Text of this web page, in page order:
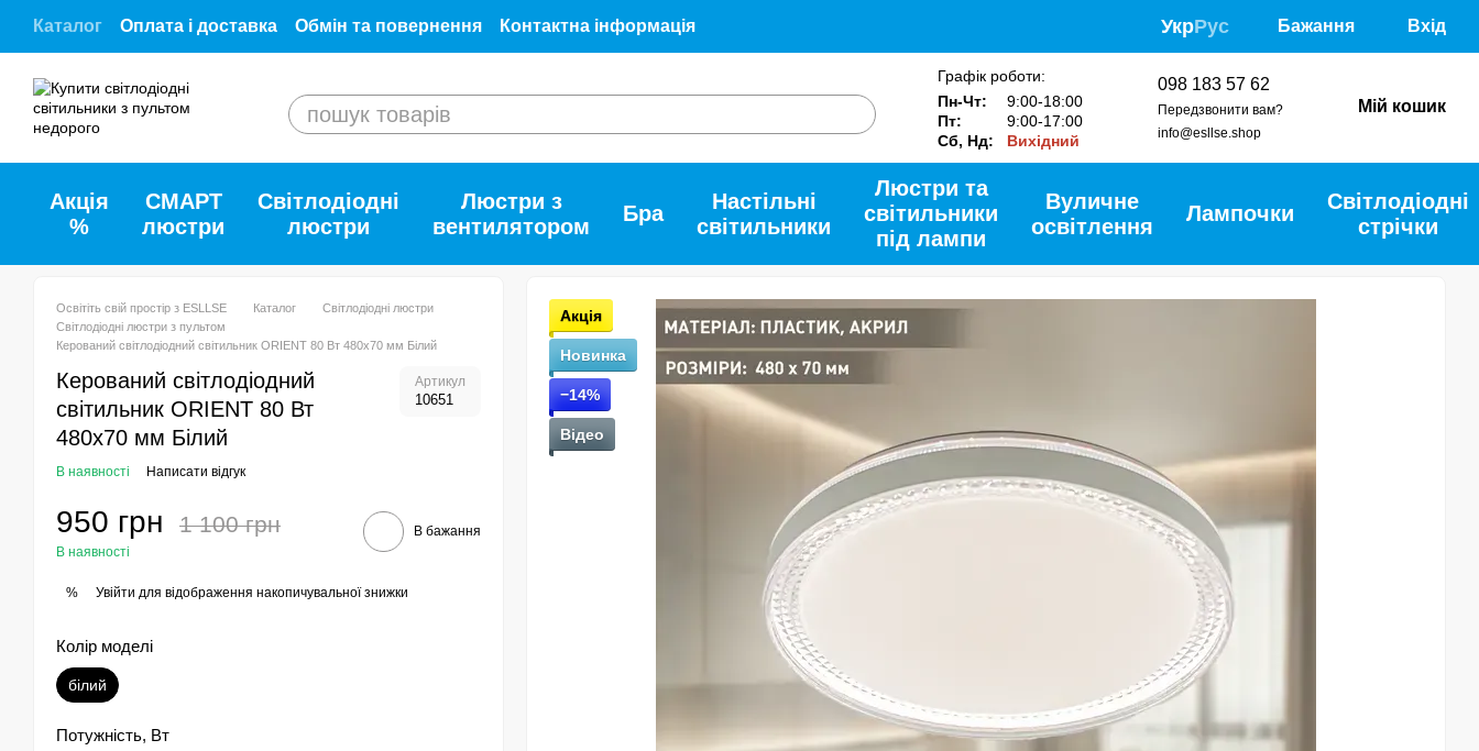
Перейти до основного контенту
Каталог Оплата і доставка Обмін та повернення
Контактна інформація
Відгуки про ESLLSE.SHOP
Співпраця з ESLLSE Угода користувача Допомога
Про нас
Договір публічної оферти
УкрРус Бажання Вхід
Графік роботи:
Пн-Чт:
9:00-18:00
Пт:
9:00-17:00
Сб, Нд:
Вихідний
098 183 57 62
Передзвонити вам?
info@esllse.shop
Мій кошик
Акція
%
СМАРТ
люстри
Світлодіодні
люстри
Люстри з
вентилятором
Бра
Настільні
світильники
Люстри та
світильники
під лампи
Вуличне
освітлення
Лампочки
Світлодіодні
стрічки
Освітіть свій простір з ESLLSE Каталог
Світлодіодні люстри
Світлодіодні люстри з пультом
Керований світлодіодний світильник ORIENT 80 Вт 480x70 мм Білий
Керований світлодіодний
світильник ORIENT 80 Вт
480x70 мм Білий
Артикул
10651
В наявності Написати відгук
950 грн 1 100 грн
В наявності
В бажання
% Увійти для відображення накопичувальної знижки
Колір моделі
білий
Потужність, Вт
Акція
Новинка
−14%
Відео